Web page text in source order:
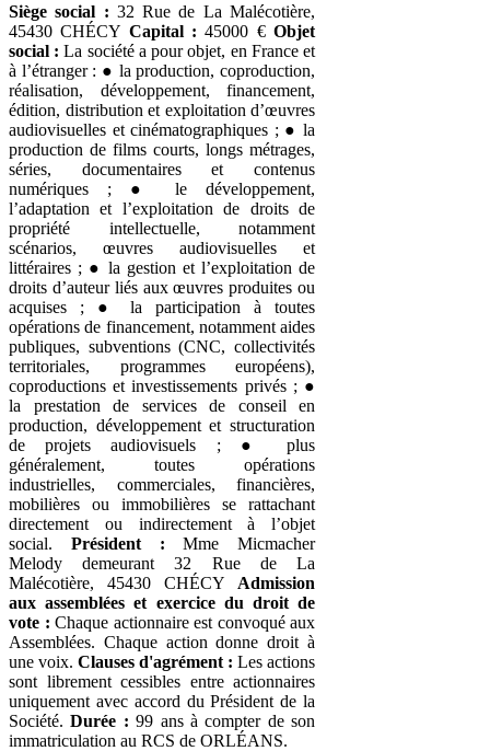
Siège social : 32 Rue de La Malécotière,
45430 CHÉCY Capital : 45000 €Objet
social : La société a pour objet, en France et
à l’étranger : ● la production, coproduction,
réalisation, développement, financement,
édition, distribution et exploitation d’œuvres
audiovisuelles et cinématographiques ; ● la
production de films courts, longs métrages,
séries, documentaires et contenus
numériques ; ● le développement,
l’adaptation et l’exploitation de droits de
propriété intellectuelle, notamment
scénarios, œuvres audiovisuelles et
littéraires ; ● la gestion et l’exploitation de
droits d’auteur liés aux œuvres produites ou
acquises ; ● la participation à toutes
opérations de financement, notamment aides
publiques, subventions (CNC, collectivités
territoriales, programmes européens),
coproductions et investissements privés ; ●
la prestation de services de conseil en
production, développement et structuration
de projets audiovisuels ; ● plus
généralement, toutes opérations
industrielles, commerciales, financières,
mobilières ou immobilières se rattachant
directement ou indirectement à l’objet
social. Président : Mme Micmacher
Melody demeurant 32 Rue de La
Malécotière, 45430 CHÉCY Admission
aux assemblées et exercice du droit de
vote : Chaque actionnaire est convoqué aux
Assemblées. Chaque action donne droit à
une voix. Clauses d'agrément : Les actions
sont librement cessibles entre actionnaires
uniquement avec accord du Président de la
Société.Durée : 99 ans à compter de son
immatriculation au RCS de ORLÉANS.